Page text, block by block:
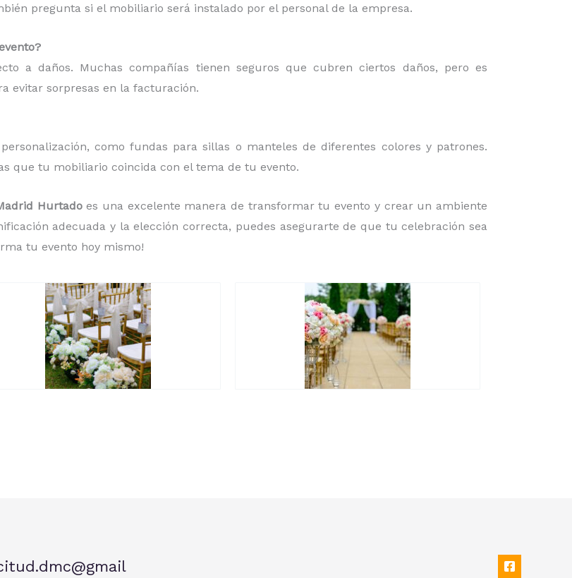
pregunta si el mobiliario será instalado por el personal de la empresa.
a daños. Muchas compañías tienen seguros que cubren ciertos daños, pero es
evitar sorpresas en la facturación.
como fundas para sillas o manteles de diferentes colores y patrones.
que tu mobiliario coincida con el tema de tu evento.
Hurtado es una excelente manera de transformar tu evento y crear un ambiente
adecuada y la elección correcta, puedes asegurarte de que tu celebración sea
tu evento hoy mismo!